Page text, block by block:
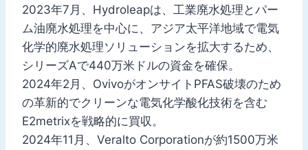
2023年7月、Hydroleapは、工業廃水処理とパー
ム油廃水処理を中心に、アジア太平洋地域で電気
化学的廃水処理ソリューションを拡大するため、
シリーズAで440万米ドルの資金を確保。
2024年2月、OvivoがオンサイトPFAS破壊のため
の革新的でクリーンな電気化学酸化技術を含む
E2metrixを戦略的に買収。
2024年11月、Veralto Corporationが約1500万米